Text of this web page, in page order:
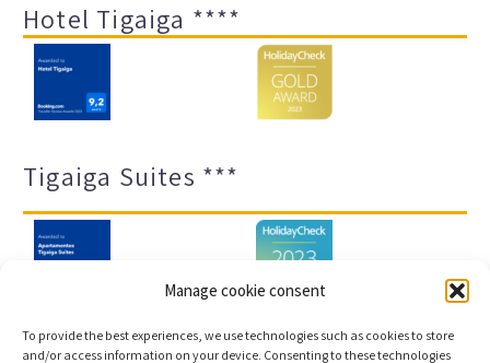
Manage cookie consent
To provide the best experiences, we use technologies such as cookies to store
and/or access information on your device. Consenting to these technologies
Hotel Tigaiga ****
Tigaiga Suites ***